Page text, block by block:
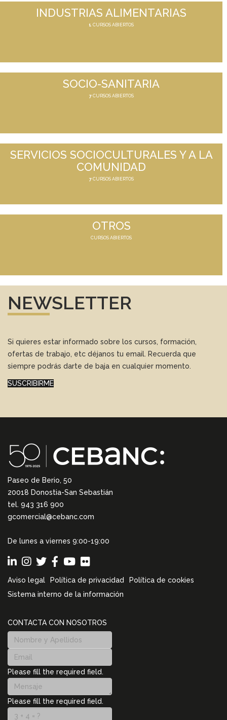
INDUSTRIAS ALIMENTARIAS
1 CURSOS ABIERTOS
SOCIO-SANITARIA
7CURSOS ABIERTOS
SERVICIOS SOCIOCULTURALES Y A LA
COMUNIDAD
7CURSOS ABIERTOS
OTROS
CURSOS ABIERTOS
NEWSLETTER
Si quieres estar informado sobre los cursos, formación,
ofertas de trabajo, etc déjanos tu email. Recuerda que
siempre podrás darte de baja en cualquier momento.
SUSCRIBIRME
Paseo de Berio, 50
20018 Donostia-San Sebastián
tel. 943 316 900
gcomercial@cebanc.com
De lunes a viernes 9:00-19:00
Aviso legal Política de privacidad
Política de cookies
Sistema interno de la información
CONTACTA CON NOSOTROS
Please fill the required field.
Please fill the required field.